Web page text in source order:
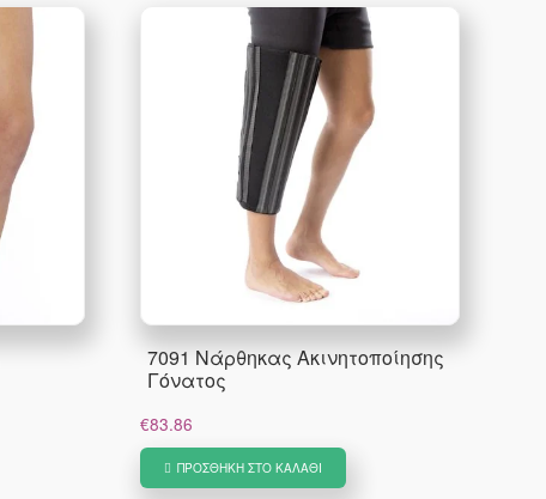
7091 Νάρθηκας Ακινητοποίησης
Γόνατος
€83.86
ΠΡΟΣΘΉΚΗ ΣΤΟ ΚΑΛΆΘΙ